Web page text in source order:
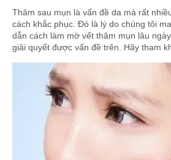
Thâm sau mụn là vấn đề da mà rất
cách khắc phục. Đó là lý do chúng tôi
dẫn cách làm mờ vết thâm mụn lâu
giải quyết được vấn đề trên. Hãy tham